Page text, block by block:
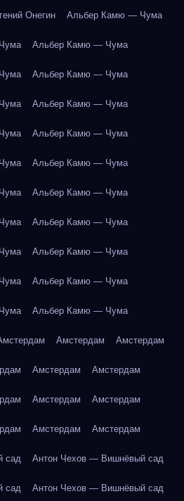
Онегин Альбер Камю — Чума
Альбер Камю — Чума
Альбер Камю — Чума
Альбер Камю — Чума
Альбер Камю — Чума
Альбер Камю — Чума
Альбер Камю — Чума
Альбер Камю — Чума
Альбер Камю — Чума
Альбер Камю — Чума
Альбер Камю — Чума
Амстердам Амстердам
Амстердам Амстердам
Амстердам Амстердам
Амстердам Амстердам
сад Антон Чехов — Вишнёвый сад
сад Антон Чехов — Вишнёвый сад